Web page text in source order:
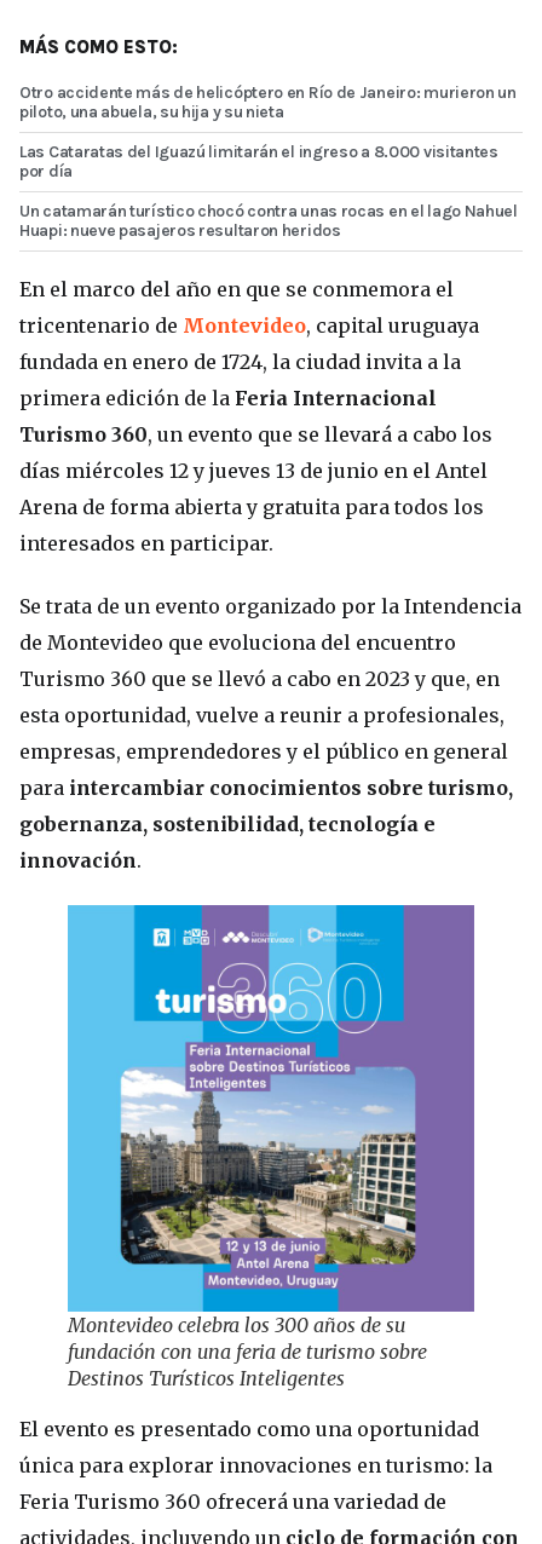
MÁS COMO ESTO:
Otro accidente más de helicóptero en Río de Janeiro: murieron un
piloto, una abuela, su hija y su nieta
Las Cataratas del Iguazú limitarán el ingreso a 8.000 visitantes
por día
Un catamarán turístico chocó contra unas rocas en el lago Nahuel
Huapi: nueve pasajeros resultaron heridos
En el marco del año en que se conmemora el
tricentenario de Montevideo, capital uruguaya
fundada en enero de 1724, la ciudad invita a la
primera edición de la Feria Internacional
Turismo 360, un evento que se llevará a cabo los
días miércoles 12 y jueves 13 de junio en el Antel
Arena de forma abierta y gratuita para todos los
interesados en participar.
Se trata de un evento organizado por la Intendencia
de Montevideo que evoluciona del encuentro
Turismo 360 que se llevó a cabo en 2023 y que, en
esta oportunidad, vuelve a reunir a profesionales,
empresas, emprendedores y el público en general
para intercambiar conocimientos sobre turismo,
gobernanza, sostenibilidad, tecnología e
innovación.
Montevideo celebra los 300 años de su
fundación con una feria de turismo sobre
Destinos Turísticos Inteligentes
El evento es presentado como una oportunidad
única para explorar innovaciones en turismo: la
Feria Turismo 360 ofrecerá una variedad de
actividades, incluyendo un ciclo de formación con